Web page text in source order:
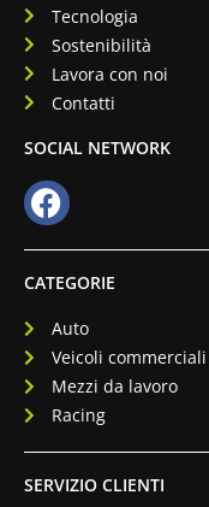
CATEGORIE
Auto
Veicoli commerciali
Mezzi da lavoro
Racing
Tecnologia
Sostenibilità
Lavora con noi
Contatti
SOCIAL NETWORK
SERVIZIO CLIENTI